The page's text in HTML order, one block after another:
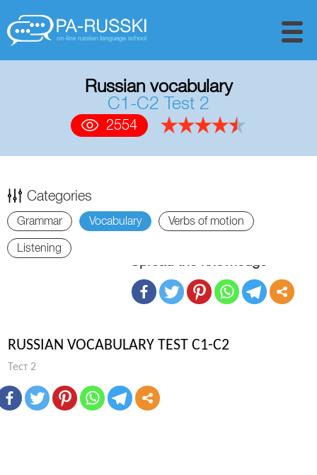
Russian vocabulary
C1-C2 Test 2
2554
Categories
Grammar Vocabulary Verbs of motion
Listening
RUSSIAN VOCABULARY TEST C1-C2
Тест 2